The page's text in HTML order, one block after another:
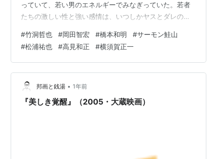
っていて、若い男のエネルギーでみなぎっていた。若者
たちの激しい性と強い感情は、いつしかヤスとダレの距
起こし入院する仲間を救うため奔走する…。 （FANZAよ
り引用） 監督：竹洞哲也 出演：岡田智宏/橋本和明/サー
モン鮭山/松浦祐也/高見和正/横須賀正一 夢を持たない若
者と、夢を抱き共同生活をしている若者たちが出会っ
た。芸人だったり就職だったり、それぞれが諦めたりそ
れでも踏ん張るぞ、となりながら、岡…
#竹洞哲也 #岡田智宏 #橋本和明 #サーモン鮭山
#松浦祐也 #高見和正 #横須賀正一
邦画と銭湯 • 1年前
『美しき覚醒』（2005・大蔵映画）